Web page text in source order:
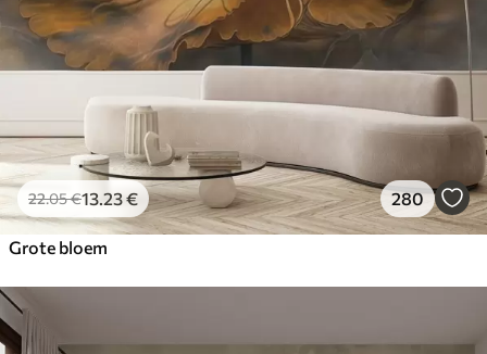
22.05€13 .23€ 280
Grote bloem